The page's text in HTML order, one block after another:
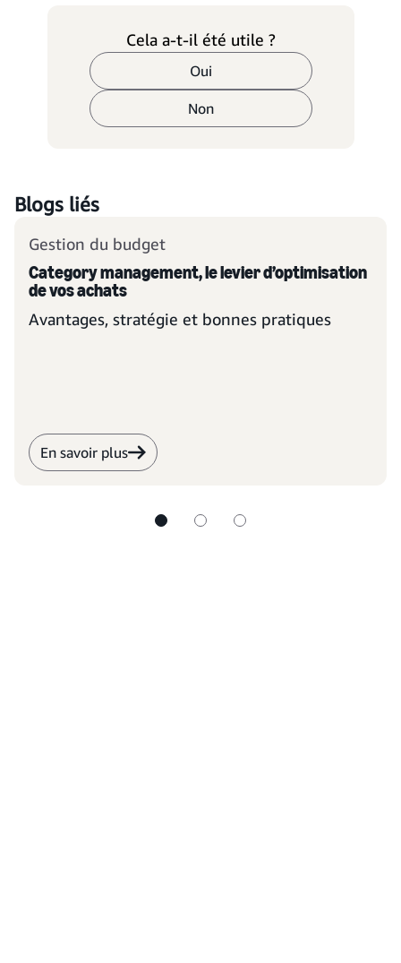
Cela a-t-il été utile ?
Oui
Non
Blogs liés
Gestion du budget
Category management, le levier d’optimisation
de vos achats
Avantages, stratégie et bonnes pratiques
En savoir plus